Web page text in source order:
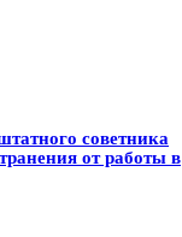
советника
от работы в